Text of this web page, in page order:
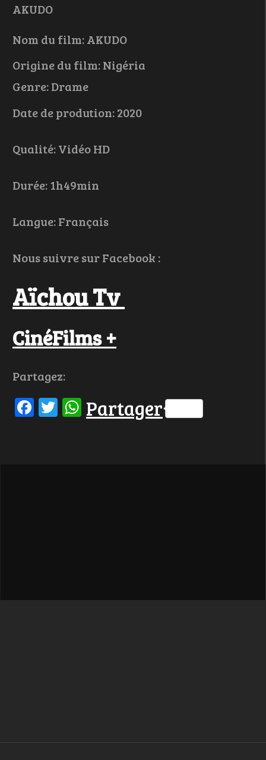
AKUDO
Nom du film: AKUDO
Origine du film: Nigéria
Genre: Drame
Date de prodution: 2020
Qualité: Vidéo HD
Durée: 1h49min
Langue: Français
Nous suivre sur Facebook :
Aïchou Tv
CinéFilms +
Partagez:
Facebook
Twitter
WhatsApp
Partager